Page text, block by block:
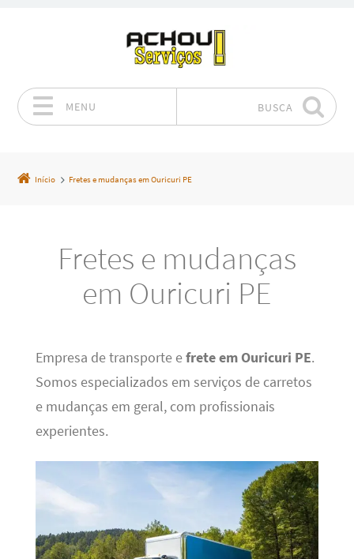
MENU BUSCA
Início Fretes e mudanças em Ouricuri PE
Fretes e mudanças
em Ouricuri PE
Empresa de transporte efrete em Ouricuri PE.
Somos especializados em serviços de carretos
e mudanças em geral, com profissionais
experientes.